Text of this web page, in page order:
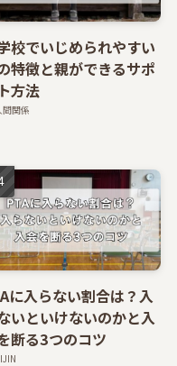
校でいじめられやすい
特徴と親ができるサポ
方法
間関係
に入らない割合は？入
いといけないのかと入
断る3つのコツ